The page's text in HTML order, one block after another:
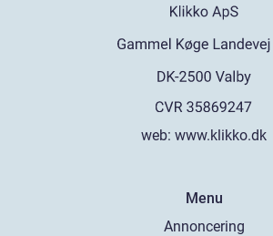
web: www.klikko.dk
Menu
Annoncering